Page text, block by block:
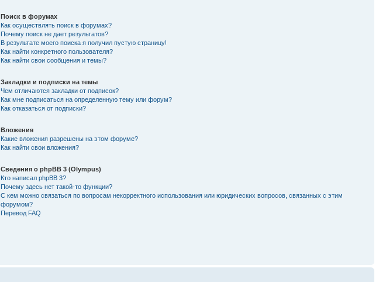
Поиск в форумах
Как осуществлять поиск в форумах?
Почему поиск не дает результатов?
В результате моего поиска я получил пустую страницу!
Как найти конкретного пользователя?
Как найти свои сообщения и темы?
Закладки и подписки на темы
Чем отличаются закладки от подписок?
Как мне подписаться на определенную тему или форум?
Как отказаться от подписки?
Вложения
Какие вложения разрешены на этом форуме?
Как найти свои вложения?
Сведения о phpBB 3 (Olympus)
Кто написал phpBB 3?
Почему здесь нет такой-то функции?
С кем можно связаться по вопросам некорректного использования или юридических вопросов, связанных с этим
форумом?
Перевод FAQ